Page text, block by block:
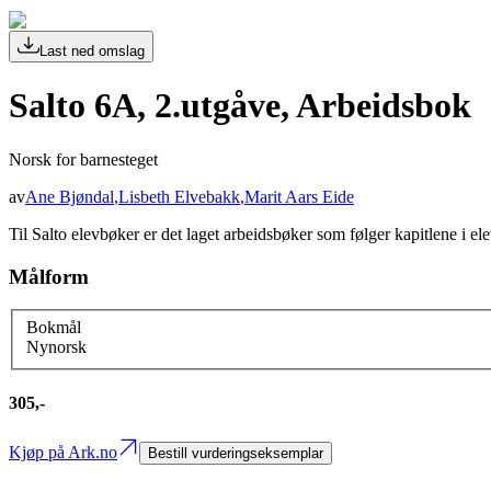
Last ned omslag
Salto 6A, 2.utgåve, Arbeidsbok
Norsk for barnesteget
avAne Bjøndal,Lisbeth Elvebakk,Marit Aars Eide
Til Salto elevbøker er det laget arbeidsbøker som følger kapitlene i
Målform
Bokmål
Nynorsk
305,-
Kjøp på Ark.no Bestill vurderingseksemplar